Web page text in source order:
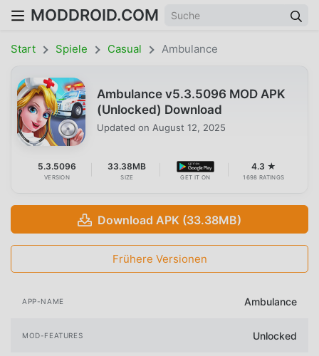
MODDROID.COM
Start Spiele Casual Ambulance
Ambulance v5.3.5096 MOD APK
(Unlocked) Download
Updated on August 12, 2025
5.3.5096
VERSION
33.38MB
SIZE GET IT ON
4.3 ★
1698 RATINGS
Download APK (33.38MB)
Frühere Versionen
APP-NAME Ambulance
MOD-FEATURES Unlocked